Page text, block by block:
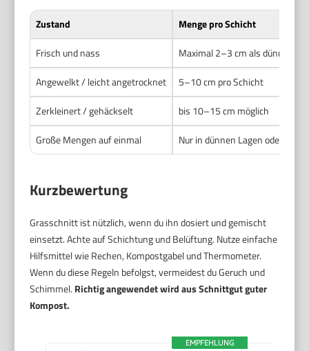
Zustand
Menge pro Schicht
Frisch und nass
Maximal 2–3 cm als dünne
Angewelkt / leicht angetrocknet
5–10 cm pro Schicht
Zerkleinert / gehäckselt
bis 10–15 cm möglich
Große Mengen auf einmal
Nur in dünnen Lagen oder
Kurzbewertung
Grasschnitt ist nützlich, wenn du ihn dosiert und gemischt
einsetzt. Achte auf Schichtung und Belüftung. Nutze einfache
Hilfsmittel wie Rechen, Kompostgabel und Thermometer.
Wenn du diese Regeln befolgst, vermeidest du Geruch und
Schimmel. Richtig angewendet wird aus Schnittgut guter
Kompost.
EMPFEHLUNG